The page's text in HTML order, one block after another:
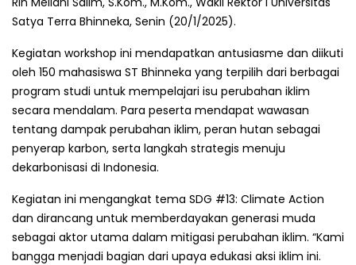
Satya Terra Bhinneka, Senin (20/1/2025).
Kegiatan workshop ini mendapatkan antusiasme dan diikuti
oleh 150 mahasiswa ST Bhinneka yang terpilih dari berbagai
program studi untuk mempelajari isu perubahan iklim
secara mendalam. Para peserta mendapat wawasan
tentang dampak perubahan iklim, peran hutan sebagai
penyerap karbon, serta langkah strategis menuju
dekarbonisasi di Indonesia.
Kegiatan ini mengangkat tema SDG #13: Climate Action
dan dirancang untuk memberdayakan generasi muda
sebagai aktor utama dalam mitigasi perubahan iklim. “Kami
bangga menjadi bagian dari upaya edukasi aksi iklim ini.